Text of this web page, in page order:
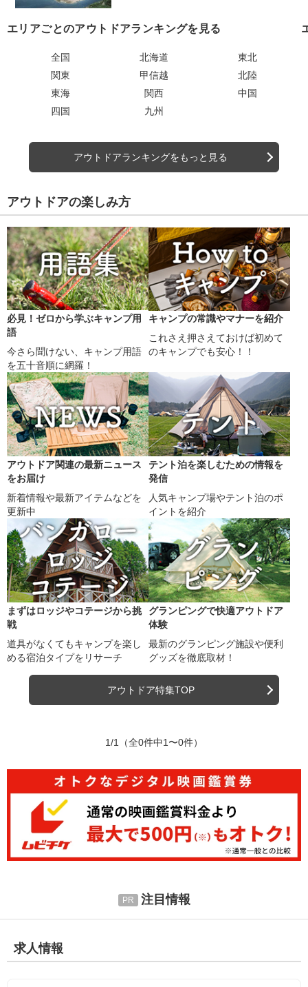
エリアごとのアウトドアランキングを見る
全国 北海道
東北
関東
甲信越
北陸
東海
関西
中国
四国
九州
アウトドアランキングをもっと見る
アウトドアの楽しみ方
必見！ゼロから学ぶキャンプ用
語
今さら聞けない、キャンプ用語
を五十音順に網羅！
キャンプの常識やマナーを紹介
これさえ押さえておけば初めて
のキャンプでも安心！！
アウトドア関連の最新ニュース
をお届け
新着情報や最新アイテムなどを
更新中
テント泊を楽しむための情報を
発信
人気キャンプ場やテント泊のポ
イントを紹介
まずはロッジやコテージから挑
戦
道具がなくてもキャンプを楽し
める宿泊タイプをリサーチ
グランピングで快適アウトドア
体験
最新のグランピング施設や便利
グッズを徹底取材！
アウトドア特集TOP
1/1 （全0件中1〜0件）
注目情報
求人情報